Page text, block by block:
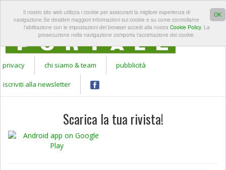
OK
Il nostro sito web utilizza i cookie per assicurarti la migliore esperienza di
navigazione.Se desideri maggiori informazioni sui cookie e su come controllarne
l’abilitazione con le impostazioni del browser accedi alla nostra Cookie Policy. La
prosecuzione nella navigazione comporta l'accettazione dei cookie.
GARDEN
PORTALE
LOGIN
privacy chi siamo & team pubblicità
iscriviti alla newsletter
Scarica la tua rivista!